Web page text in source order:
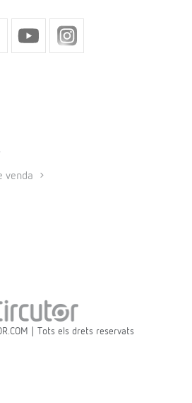
venda
| Tots els drets reservats